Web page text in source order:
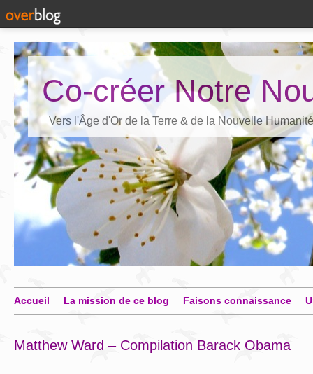
Co-créer Notre
Vers l'Âge d'Or de la Terre & de la Nouvelle Humanité
Accueil La mission de ce blog Faisons connaissance
Matthew Ward – Compilation Barack Obama